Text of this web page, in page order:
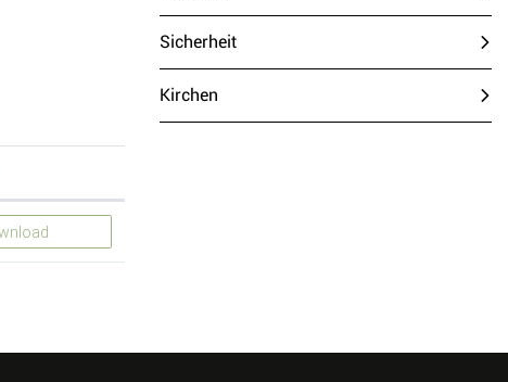
Sicherheit
Kirchen